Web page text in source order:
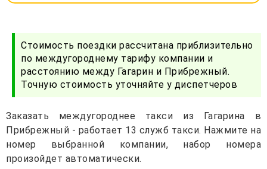
Стоимость поездки рассчитана приблизительно
по междугороднему тарифу компании и
расстоянию между Гагарин и Прибрежный.
Точную стоимость уточняйте у диспетчеров
Заказать междугороднее такси из Гагарина в
Прибрежный - работает 13 служб такси. Нажмите на
номер выбранной компании, набор номера
произойдет автоматически.